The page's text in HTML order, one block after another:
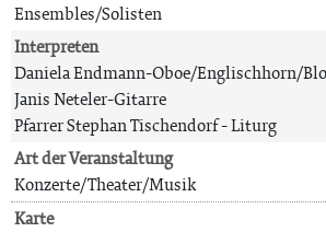
Ensembles/Solisten
Interpreten
Daniela Endmann-Oboe/Englischhorn/
Janis Neteler-Gitarre
Pfarrer Stephan Tischendorf - Liturg
Art der Veranstaltung
Konzerte/Theater/Musik
Karte